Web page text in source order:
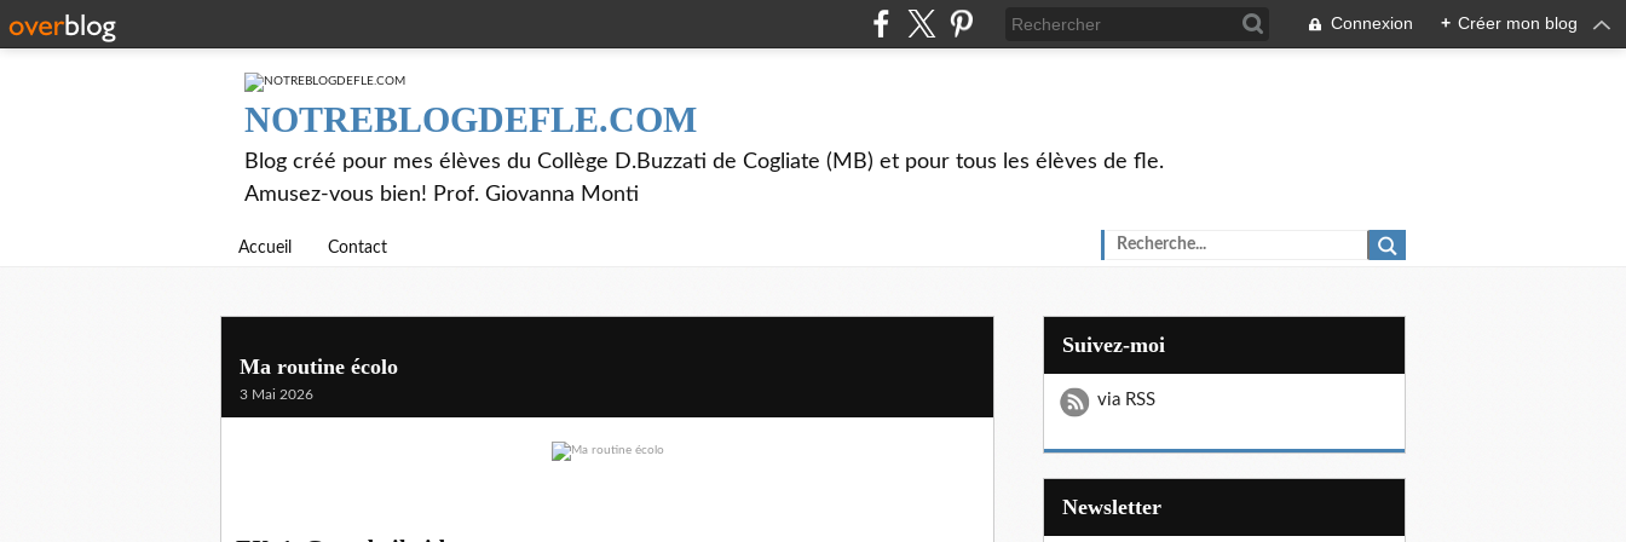
Connexion + Créer mon blog
NOTREBLOGDEFLE.COM
Blog créé pour mes élèves du Collège D.Buzzati de Cogliate (MB) et pour tous les élèves de fle.
Amusez-vous bien! Prof. Giovanna Monti
Accueil Contact
Ma routine écolo
3 Mai 2026
Suivez-moi
via RSS
Newsletter